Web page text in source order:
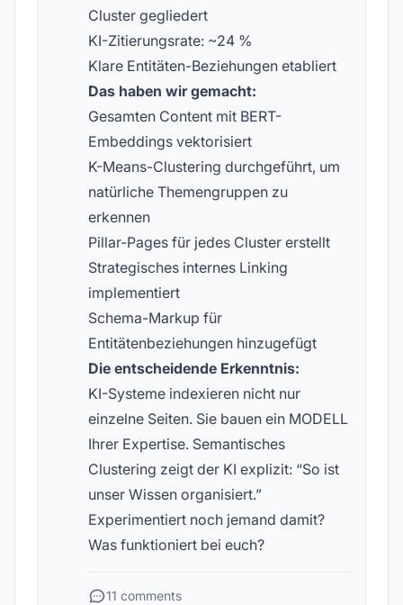
Cluster gegliedert
KI-Zitierungsrate: ~24 %
Klare Entitäten-Beziehungen etabliert
Das haben wir gemacht:
Gesamten Content mit BERT-
Embeddings vektorisiert
K-Means-Clustering durchgeführt, um
natürliche Themengruppen zu
erkennen
Pillar-Pages für jedes Cluster erstellt
Strategisches internes Linking
implementiert
Schema-Markup für
Entitätenbeziehungen hinzugefügt
Die entscheidende Erkenntnis:
KI-Systeme indexieren nicht nur
einzelne Seiten. Sie bauen ein MODELL
Ihrer Expertise. Semantisches
Clustering zeigt der KI explizit: “So ist
unser Wissen organisiert.”
Experimentiert noch jemand damit?
Was funktioniert bei euch?
11 comments